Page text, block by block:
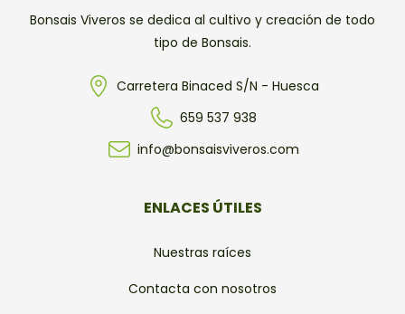
Bonsais Viveros se dedica al cultivo y creación de todo
tipo de Bonsais.
Carretera Binaced S/N - Huesca
659 537 938
info@bonsaisviveros.com
ENLACES ÚTILES
Nuestras raíces
Contacta con nosotros